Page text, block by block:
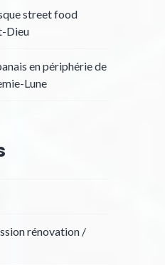
street food
Dieu
en périphérie de
Lune
rénovation /